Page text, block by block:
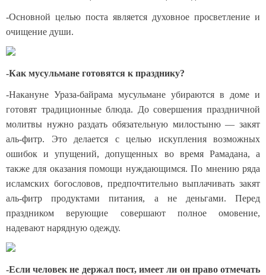
-Основной целью поста является духовное просветление и
очищение души.
-Как мусульмане готовятся к празднику?
-Накануне Ураза-байрама мусульмане убираются в доме и
готовят традиционные блюда. До совершения праздничной
молитвы нужно раздать обязательную милостыню — закят
аль-фитр. Это делается с целью искупления возможных
ошибок и упущений, допущенных во время Рамадана, а
также для оказания помощи нуждающимся. По мнению ряда
исламских богословов, предпочтительно выплачивать закят
аль-фитр продуктами питания, а не деньгами. Перед
праздником верующие совершают полное омовение,
надевают нарядную одежду.
-Если человек не держал пост, имеет ли он право отмечать